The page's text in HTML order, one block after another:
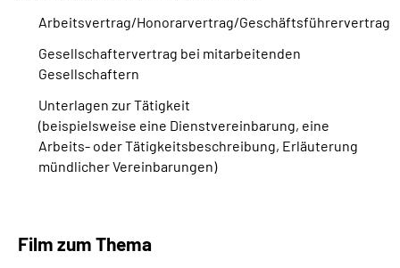
Arbeitsvertrag/Honorarvertrag/Geschäftsführervertrag
Gesellschaftervertrag bei mitarbeitenden
Gesellschaftern
Unterlagen zur Tätigkeit
(beispielsweise eine Dienstvereinbarung, eine
Arbeits- oder Tätigkeitsbeschreibung, Erläuterung
mündlicher Vereinbarungen)
Film zum Thema